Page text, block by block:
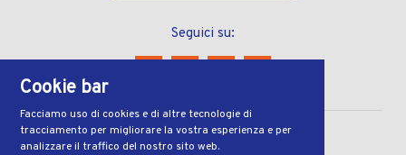
Seguici su:
CONTATTI
Cookie bar
Facciamo uso di cookies e di altre tecnologie di
tracciamento per migliorare la vostra esperienza e per
analizzare il traffico del nostro sito web.